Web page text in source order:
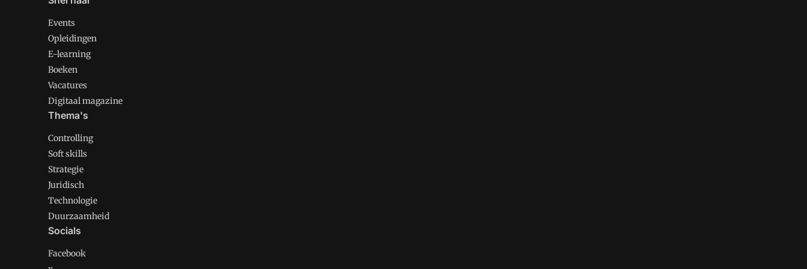
Events
Opleidingen
E-learning
Boeken
Vacatures
Digitaal magazine
Thema's
Controlling
Soft skills
Strategie
Juridisch
Technologie
Duurzaamheid
Socials
Facebook